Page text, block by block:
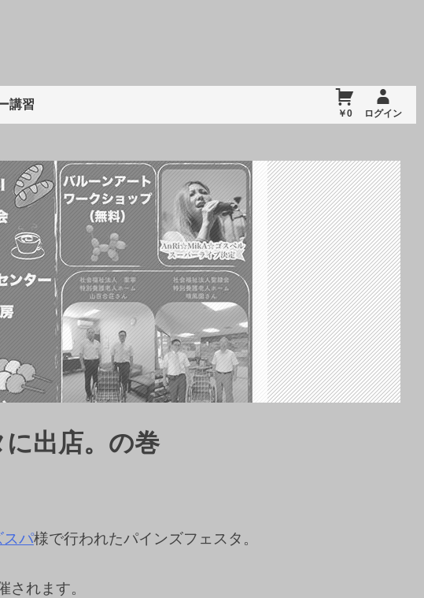
講習
￥0 ログイン
出店。の巻
スパ様で行われたパインズフェスタ。
れます。